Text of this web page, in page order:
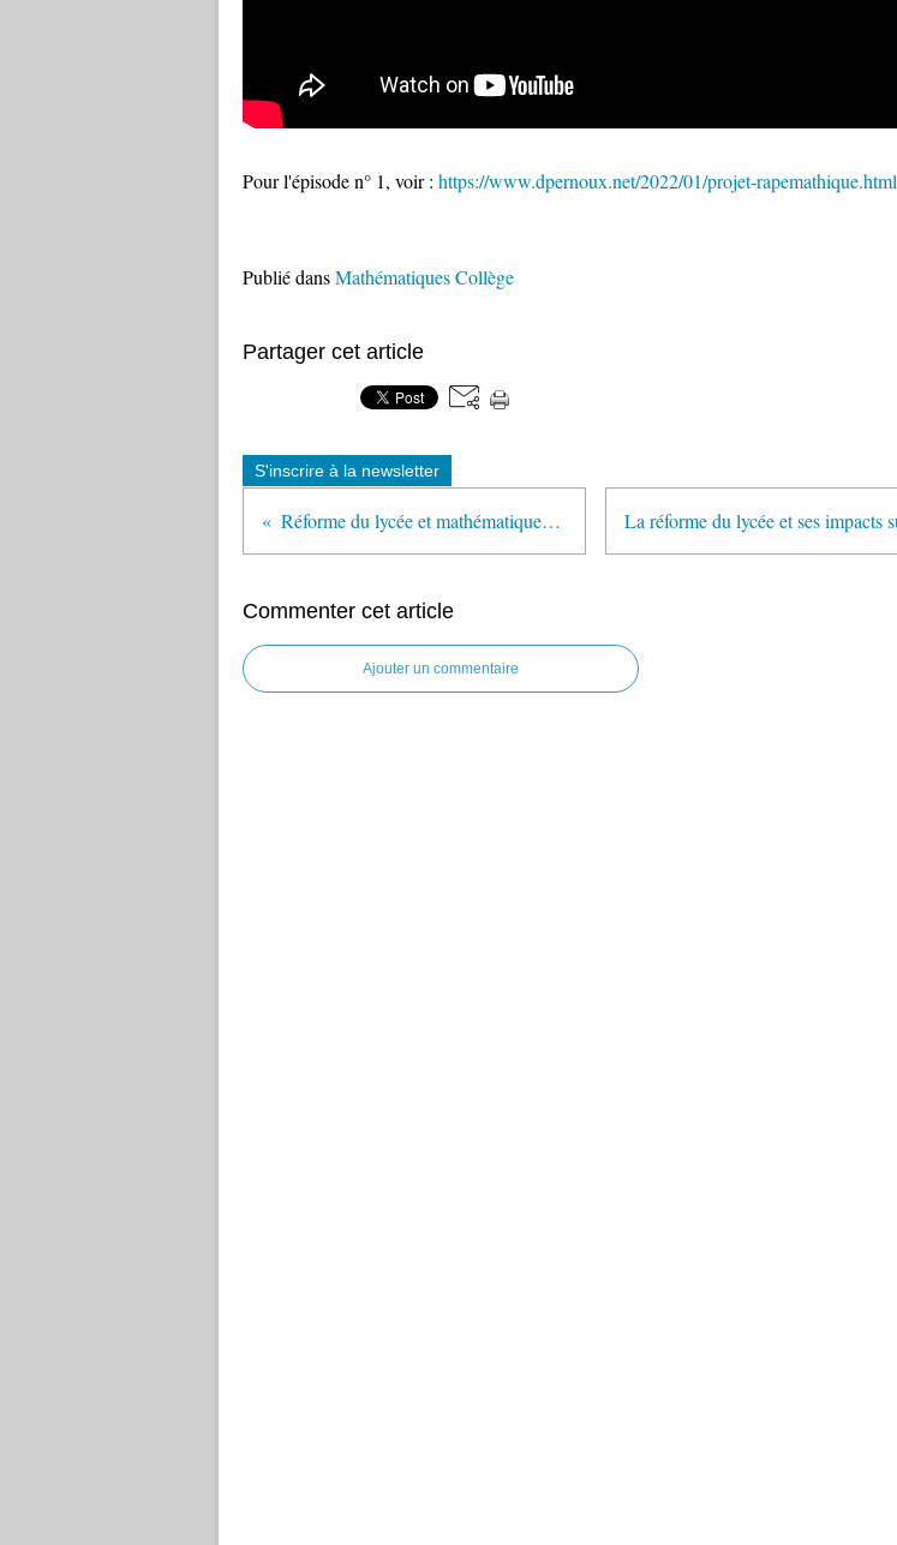
Pour l'épisode n° 1, voir : https://www.dpernoux.net/2022/01/projet-rapemathique.html
Publié dansMathématiques Collège
Partager cet article
S'inscrire à la newsletter
Réforme du lycée et mathématiques, 25 ans de recul sur les inégalités filles/garçons (Communiqué des sociétés savantes et associations de mathématiques)
Commenter cet article
Ajouter un commentaire